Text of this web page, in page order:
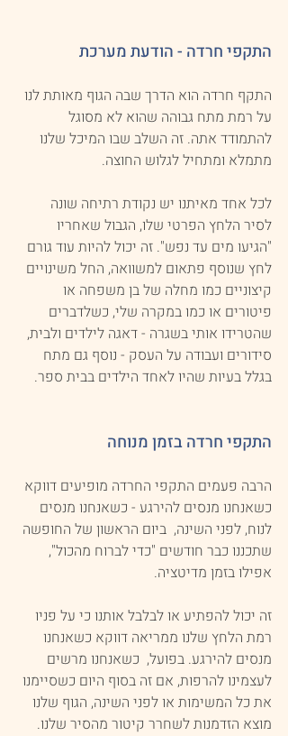
התקפי חרדה - הודעת מערכת
התקף חרדה הוא הדרך שבה הגוף מאותת לנו
על רמת מתח גבוהה שהוא לא מסוגל
להתמודד אתה. זה השלב שבו המיכל שלנו
מתמלא ומתחיל לגלוש החוצה.
לכל אחד מאיתנו יש נקודת רתיחה שונה
לסיר הלחץ הפרטי שלו, הגבול שאחריו
"הגיעו מים עד נפש". זה יכול להיות עוד גורם
לחץ שנוסף פתאום למשוואה, החל משינויים
קיצוניים כמו מחלה של בן משפחה או
פיטורים או כמו במקרה שלי, כשלדברים
שהטרידו אותי בשגרה - דאגה לילדים ולבית,
סידורים ועבודה על העסק - נוסף גם מתח
בגלל בעיות שהיו לאחד הילדים בבית ספר.
התקפי חרדה בזמן מנוחה
הרבה פעמים התקפי החרדה מופיעים דווקא
כשאנחנו מנסים להירגע - כשאנחנו מנסים
לנוח, לפני השינה,  ביום הראשון של החופשה
שתכננו כבר חודשים "כדי לברוח מהכול",
אפילו בזמן מדיטציה.
זה יכול להפתיע או לבלבל אותנו כי על פניו
רמת הלחץ שלנו ממריאה דווקא כשאנחנו
מנסים להירגע. בפועל,  כשאנחנו מרשים
לעצמינו להרפות, אם זה בסוף היום כשסיימנו
את כל המשימות או לפני השינה, הגוף שלנו
מוצא הזדמנות לשחרר קיטור מהסיר שלנו.